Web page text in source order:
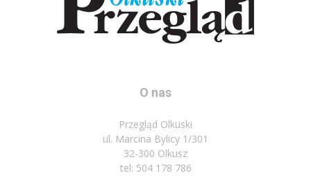
O nas
Przegląd Olkuski
ul. Marcina Bylicy 1/301
32-300 Olkusz
tel: 504 178 786